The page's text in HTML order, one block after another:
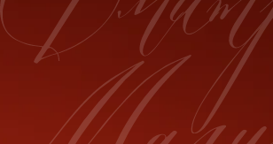
Концерты, туры,
реклама, съемки,
интервью и прочее
Людмила Михайловна
+7 (916) 691 20 21
Екатерина Болдырева
+7 (926) 518 99 89